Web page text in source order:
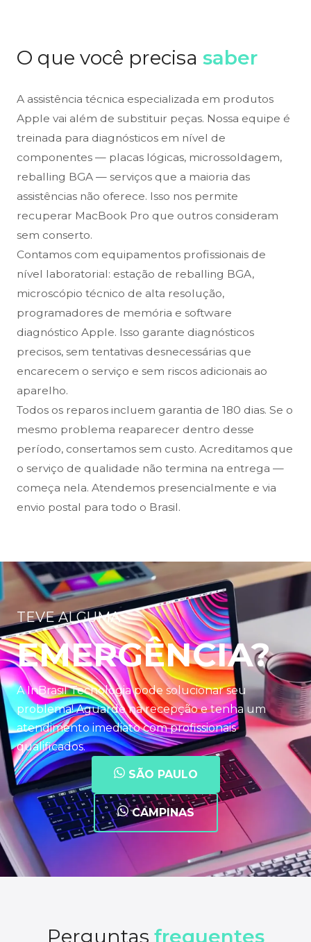
O que você precisa saber
A assistência técnica especializada em produtos
Apple vai além de substituir peças. Nossa equipe é
treinada para diagnósticos em nível de
componentes — placas lógicas, microssoldagem,
reballing BGA — serviços que a maioria das
assistências não oferece. Isso nos permite
recuperar MacBook Pro que outros consideram
sem conserto.
Contamos com equipamentos profissionais de
nível laboratorial: estação de reballing BGA,
microscópio técnico de alta resolução,
programadores de memória e software
diagnóstico Apple. Isso garante diagnósticos
precisos, sem tentativas desnecessárias que
encarecem o serviço e sem riscos adicionais ao
aparelho.
Todos os reparos incluem garantia de 180 dias. Se o
mesmo problema reaparecer dentro desse
período, consertamos sem custo. Acreditamos que
o serviço de qualidade não termina na entrega —
começa nela. Atendemos presencialmente e via
envio postal para todo o Brasil.
TEVE ALGUMA
EMERGÊNCIA?
A InBrasil Tecnologia pode solucionar seu
problema! Aguarde na recepção e tenha um
atendimento imediato com profissionais
qualificados.
SÃO PAULO
CAMPINAS
Perguntas frequentes